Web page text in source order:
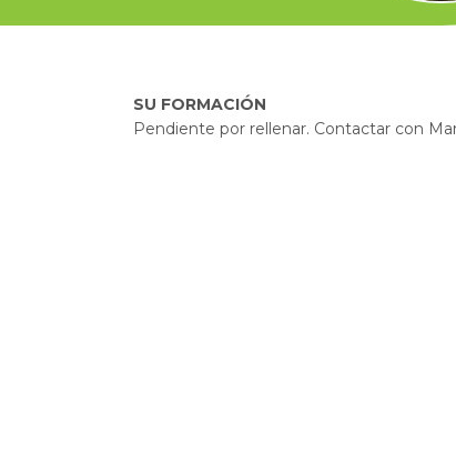
SU FORMACIÓN
Pendiente por rellenar. Contactar con